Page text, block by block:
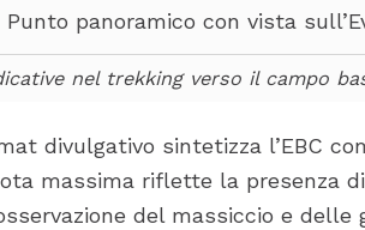
Punto panoramico con vista
nel trekking verso il campo
divulgativo sintetizza l’EBC
massima riflette la presenza
del massiccio e